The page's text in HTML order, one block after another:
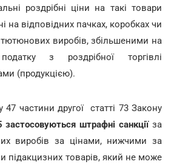
роздрібні ціни на такі товари
на відповідних пачках, коробках чи
тютюнових виробів, збільшеними на
з роздрібної торгівлі
(продукцією).
47 частини другої статті 73 Закону
штрафні санкції за
виробів за цінами, нижчими за
підакцизних товарів, який не може